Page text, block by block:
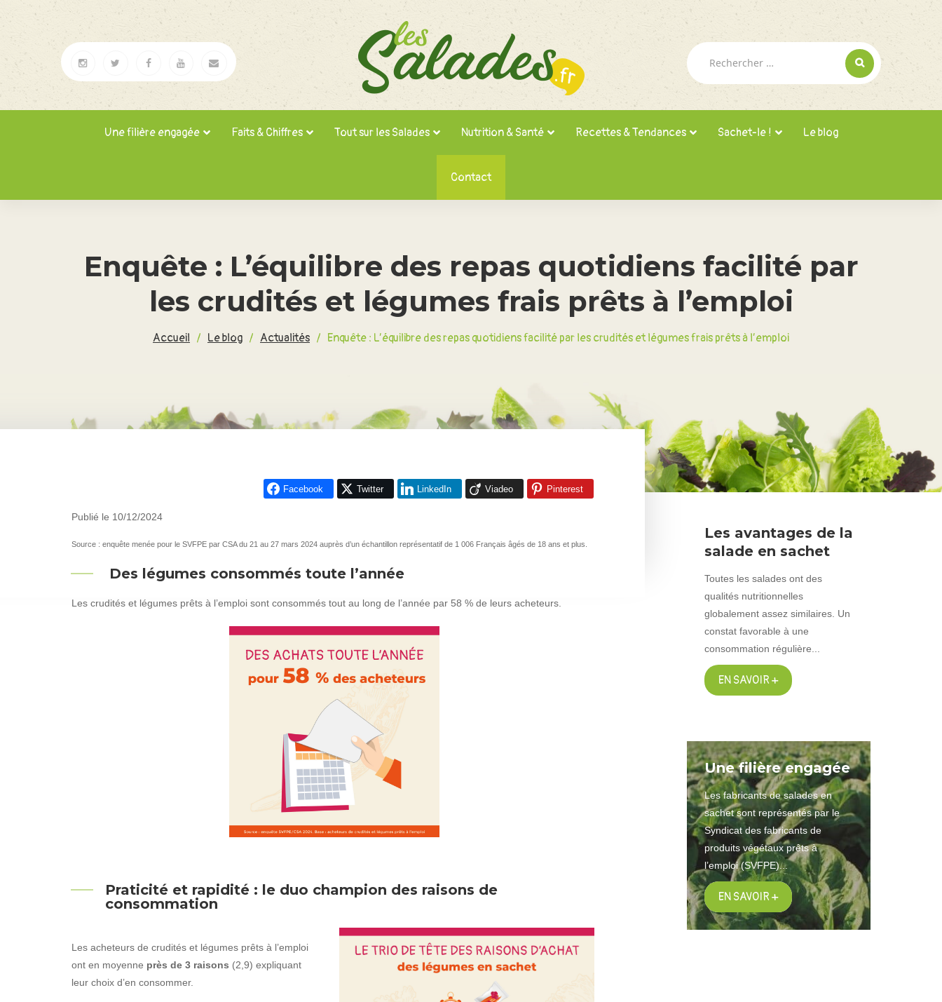
Rechercher :
Une filière engagée Faits & Chiffres Tout sur les Salades Nutrition & Santé Recettes & Tendances Sachet-le ! Le blog
Contact
Enquête : L’équilibre des repas quotidiens facilité par
les crudités et légumes frais prêts à l’emploi
Accueil / Le blog / Actualités / Enquête : L’équilibre des repas quotidiens facilité par les crudités et légumes frais prêts à l’emploi
Facebook Twitter LinkedIn Viadeo Pinterest
Publié le 10/12/2024
Source : enquête menée pour le SVFPE par CSA du 21 au 27 mars 2024 auprès d’un échantillon représentatif de 1 006 Français âgés de 18 ans et plus.
Des légumes consommés toute l’année
Les crudités et légumes prêts à l’emploi sont consommés tout au long de l’année par 58 % de leurs acheteurs.
Praticité et rapidité : le duo champion des raisons de
consommation
Les acheteurs de crudités et légumes prêts à l’emploi
ont en moyenne près de 3 raisons (2,9) expliquant
leur choix d’en consommer.
Les avantages de la
salade en sachet
Toutes les salades ont des
qualités nutritionnelles
globalement assez similaires. Un
constat favorable à une
consommation régulière...
EN SAVOIR +
Une filière engagée
Les fabricants de salades en
sachet sont représentés par le
Syndicat des fabricants de
produits végétaux prêts à
l’emploi (SVFPE)...
EN SAVOIR +